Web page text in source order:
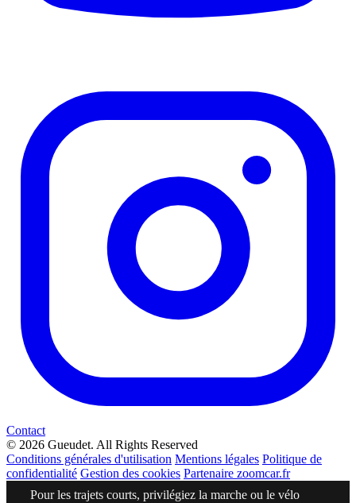
Contact
© 2026 Gueudet. All Rights Reserved
Conditions générales d'utilisation Mentions légales Politique de
confidentialité Gestion des cookies Partenaire zoomcar.fr
Pour les trajets courts, privilégiez la marche ou le vélo